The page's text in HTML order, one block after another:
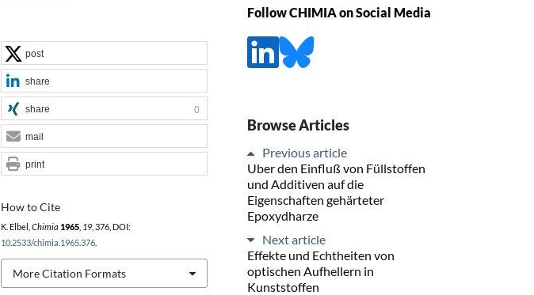
How to Cite
K. Elbel, Chimia 1965, 19, 376, DOI:
10.2533/chimia.1965.376.
More Citation Formats
post
share
share 0
mail
print
Follow CHIMIA on Social Media
Browse Articles
Previous article
Uber den Einfluß von Füllstoffen
und Additiven auf die
Eigenschaften gehärteter
Epoxydharze
Next article
Effekte und Echtheiten von
optischen Aufhellern in
Kunststoffen